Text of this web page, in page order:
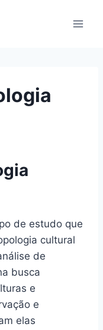
de estudo que
cultural
de
busca
e
e
elas